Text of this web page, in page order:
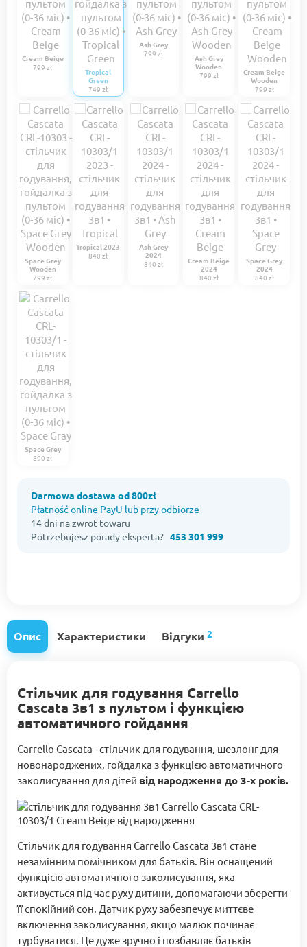
Cream Beige
799 zł
Tropical
Green
749 zł
Ash Grey
799 zł
Ash Grey
Wooden
799 zł
Cream Beige
Wooden
799 zł
Space Grey
Wooden
799 zł
Tropical 2023
840 zł
Ash Grey
2024
840 zł
Cream Beige
2024
840 zł
Space Grey
2024
840 zł
Space Grey
890 zł
Darmowa dostawa od 800zł
Płatność online PayU lub przy odbiorze
14 dni na zwrot towaru
Potrzebujesz porady eksperta? 453 301 999
Опис Характеристики Відгуки 2
Стільчик для годування Carrello
Cascata 3в1 з пультом і функцією
автоматичного гойдання
Carrello Cascata - стільчик для годування, шезлонг для
новонароджених, гойдалка з функцією автоматичного
заколисування для дітей від народження до 3-х років.
Стільчик для годування Carrello Cascata 3в1 стане
незамінним помічником для батьків. Він оснащений
функцією автоматичного заколисування, яка
активується під час руху дитини, допомагаючи зберегти
її спокійний сон. Датчик руху забезпечує миттєве
включення заколисування, якщо малюк починає
турбуватися. Це дуже зручно і позбавляє батьків